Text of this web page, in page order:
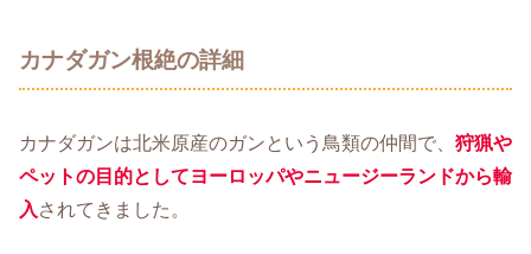
カナダガン根絶の詳細
カナダガンは北米原産のガンという鳥類の仲間で、 狩猟や
ペットの目的としてヨーロッパやニュージーランドから輸
入 されてきました。